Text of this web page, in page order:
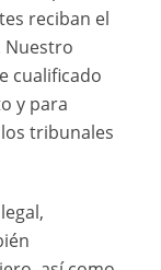
reciban el
Nuestro
cualificado
y para
tribunales